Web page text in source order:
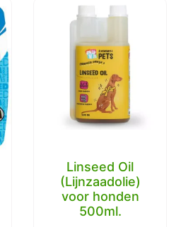
Linseed Oil
(Lijnzaadolie)
voor honden
500ml.